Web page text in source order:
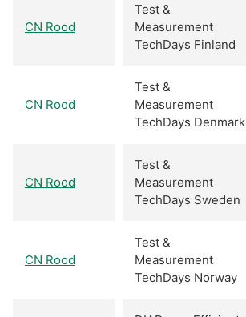
CN Rood
Test &
Measurement
TechDays Finland
CN Rood
Test &
Measurement
TechDays Denmark
CN Rood
Test &
Measurement
TechDays Sweden
CN Rood
Test &
Measurement
TechDays Norway